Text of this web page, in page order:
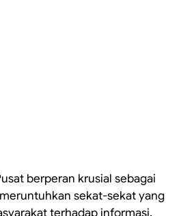
berperan krusial sebagai
sekat-sekat yang
terhadap informasi.